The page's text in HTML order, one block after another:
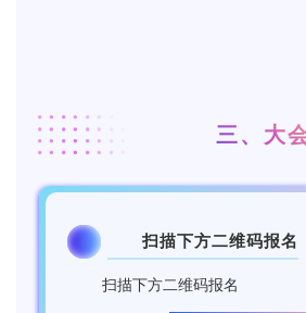
三、大
扫描下方二维码报名
扫描下方二维码报名